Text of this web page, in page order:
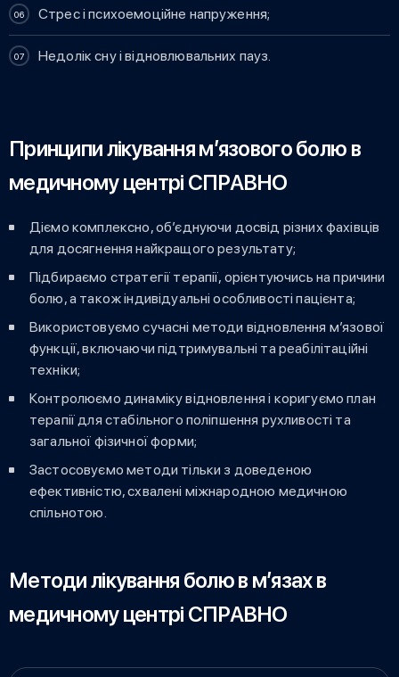
Стрес і психоемоційне напруження;
Недолік сну і відновлювальних пауз.
Принципи лікування м’язового болю в
медичному центрі СПРАВНО
Діємо комплексно, об’єднуючи досвід різних фахівців
для досягнення найкращого результату;
Підбираємо стратегії терапії, орієнтуючись на причини
болю, а також індивідуальні особливості пацієнта;
Використовуємо сучасні методи відновлення м’язової
функції, включаючи підтримувальні та реабілітаційні
техніки;
Контролюємо динаміку відновлення і коригуємо план
терапії для стабільного поліпшення рухливості та
загальної фізичної форми;
Застосовуємо методи тільки з доведеною
ефективністю, схвалені міжнародною медичною
спільнотою.
Методи лікування болю в м’язах в
медичному центрі СПРАВНО